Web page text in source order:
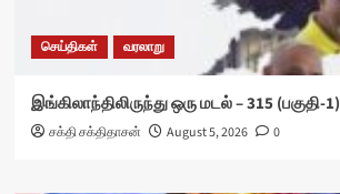
செய்திகள் வரலாறு
இங்கிலாந்திலிருந்து ஒரு மடல் – 315 (பகுதி-1)
சக்தி சக்திதாசன் August 5, 2026 0